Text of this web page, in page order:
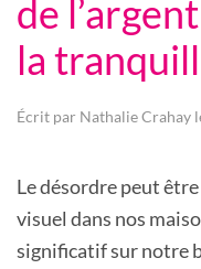
de
la
Écrit par Nathalie Crahay
Le désordre peut
visuel dans nos
significatif sur notre